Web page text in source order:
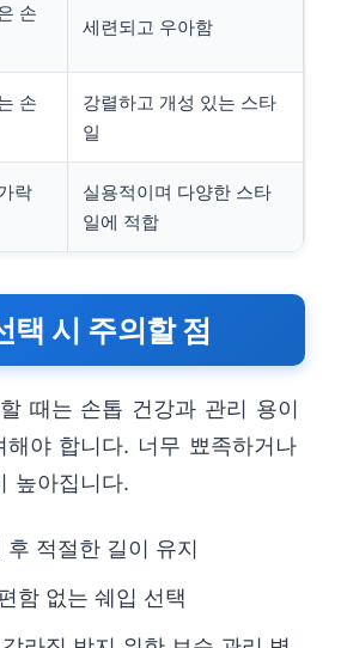
손
세련되고 우아함
손
강렬하고 개성 있는 스타
일
락
실용적이며 다양한 스타
일에 적합
택 시 주의할 점
때는 손톱 건강과 관리 용이
해야 합니다. 너무 뾰족하거나
높아집니다.
후 적절한 길이 유지
함 없는 쉐입 선택